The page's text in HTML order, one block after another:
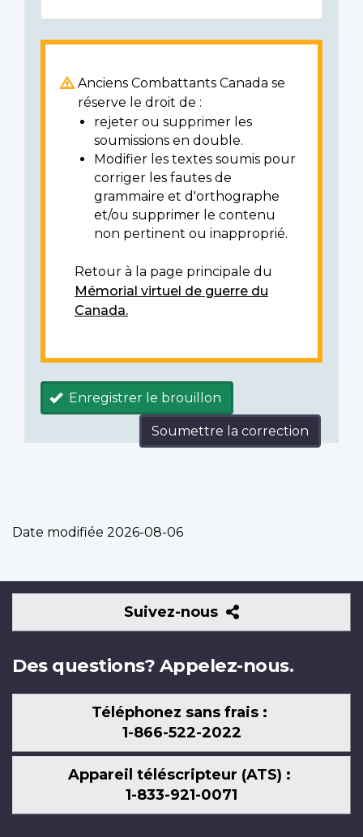
Anciens Combattants Canada se
réserve le droit de :
rejeter ou supprimer les
soumissions en double.
Modifier les textes soumis pour
corriger les fautes de
grammaire et d'orthographe
et/ou supprimer le contenu
non pertinent ou inapproprié.
Retour à la page principale du
Mémorial virtuel de guerre du
Canada.
Enregistrer le brouillon
Soumettre la correction
Date modifiée 2026-08-06
Suivez-nous
Suivez-
nous
Des questions? Appelez-nous.
Téléphonez sans frais :
1-866-522-2022
Appareil téléscripteur (ATS) :
1-833-921-0071